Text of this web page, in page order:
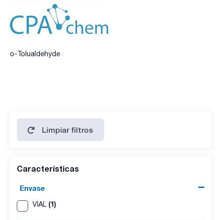
o-Tolualdehyde
Limpiar filtros
Características
Envase
VIAL (1)